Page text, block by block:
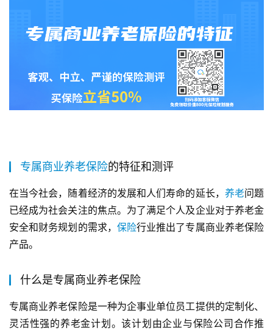
专属商业养老保险的特征和测评
在当今社会，随着经济的发展和人们寿命的延长， 养老问题
已经成为社会关注的焦点。为了满足个人及企业对于养老金
安全和财务规划的需求， 保险行业推出了专属商业养老保险
产品。
什么是专属商业养老保险
专属商业养老保险是一种为企事业单位员工提供的定制化、
灵活性强的养老金计划。该计划由企业与保险公司合作推